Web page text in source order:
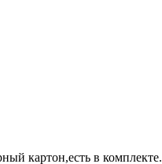
картон,есть в комплекте.